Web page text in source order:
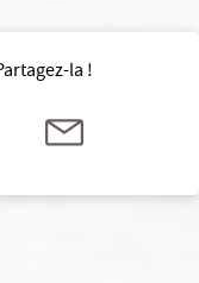
la !